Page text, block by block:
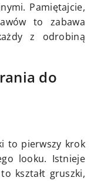
Pamiętajcie,
to zabawa
z odrobiną
do
to pierwszy krok
looku. Istnieje
kształt gruszki,